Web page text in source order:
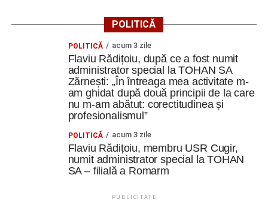
antreprenorul Alexandru Jittu care a lucrat pentru
Elon Musk: „Dacă nu faci asta ai mari șanse să
Messenger WhatsApp Twitter Email
POLITICĂ
POLITICĂ acum 3 zile
Flaviu Rădițoiu, după ce a fost numit
administrator special la TOHAN SA
Zărnești: „În întreaga mea activitate m-
am ghidat după două principii de la care
nu m-am abătut: corectitudinea și
profesionalismul”
POLITICĂ acum 3 zile
Flaviu Rădițoiu, membru USR Cugir,
numit administrator special la TOHAN
SA – filială a Romarm
PUBLICITATE